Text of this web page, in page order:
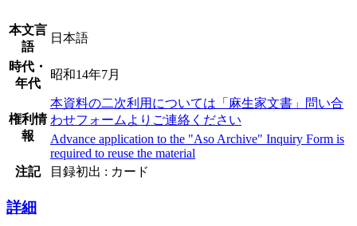
本文言
語
日本語
時代・
年代
昭和14年7月
権利情
報
本資料の二次利用については「麻生家文書」問い合
わせフォームよりご連絡ください
Advance application to the "Aso Archive" Inquiry Form is
required to reuse the material
注記
目録初出 : カード
詳細